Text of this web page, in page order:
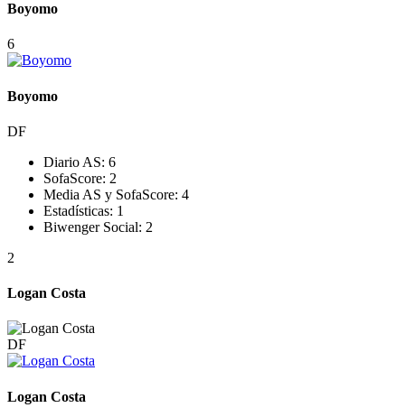
Boyomo
6
Boyomo
DF
Diario AS: 6
SofaScore: 2
Media AS y SofaScore: 4
Estadísticas: 1
Biwenger Social: 2
2
Logan Costa
DF
Logan Costa